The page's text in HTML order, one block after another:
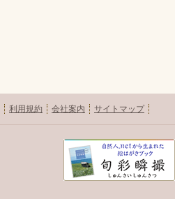
利用規約 会社案内 サイトマップ